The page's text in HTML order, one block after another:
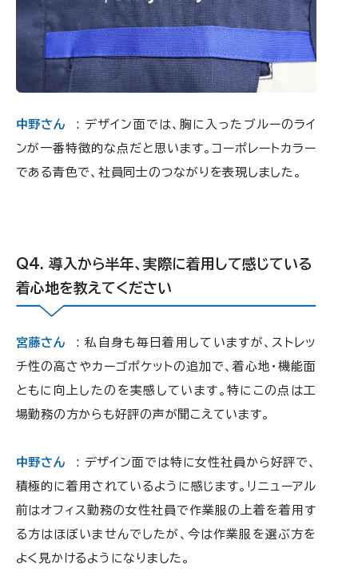
中野さん
: デザイン面では、胸に入ったブルーのライ
ンが一番特徴的な点だと思います。コーポレートカラー
である青色で、社員同士のつながりを表現しました。
導入から半年、実際に着用して感じている
着心地を教えてください
宮藤さん
: 私自身も毎日着用していますが、ストレッ
チ性の高さやカーゴポケットの追加で、着心地・機能面
ともに向上したのを実感しています。特にこの点は工
場勤務の方からも好評の声が聞こえています。
中野さん
: デザイン面では特に女性社員から好評で、
積極的に着用されているように感じます。リニューアル
前はオフィス勤務の女性社員で作業服の上着を着用す
る方はほぼいませんでしたが、今は作業服を選ぶ方を
よく見かけるようになりました。